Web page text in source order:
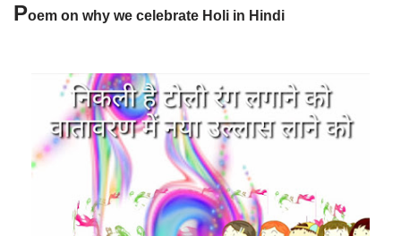
Poem on why we celebrate Holi in Hindi